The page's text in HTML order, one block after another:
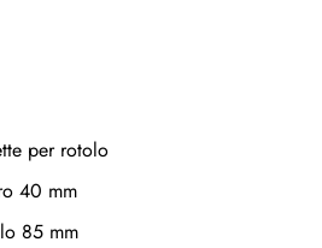
per rotolo
40 mm
85 mm